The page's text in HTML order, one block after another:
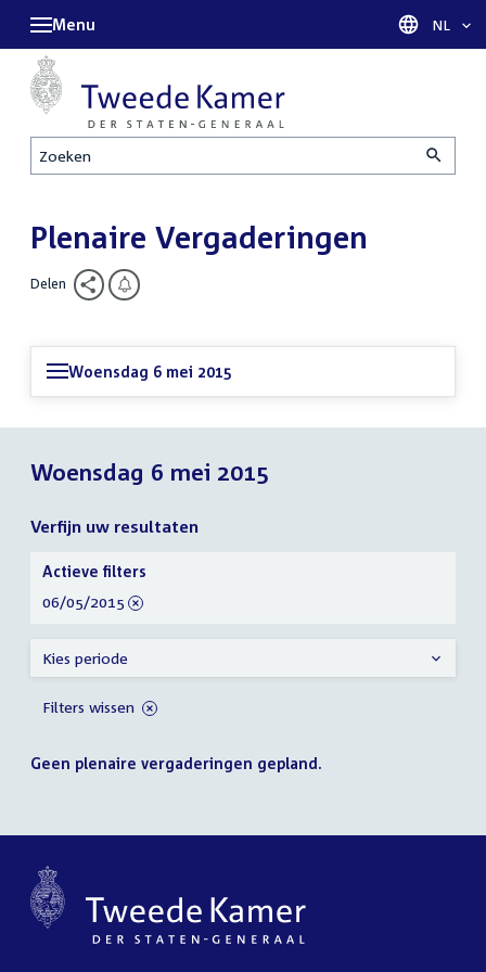
Zoeken
Menu Taal
NL
Plenaire Vergaderingen
Delen
Woensdag 6 mei 2015
Woensdag 6 mei 2015
Verfijn uw resultaten
Geen plenaire vergaderingen gepland.
Verfijn
uw
resultaten
Actieve filters
verwijder
06/05/2015
Kies periode
Filters wissen